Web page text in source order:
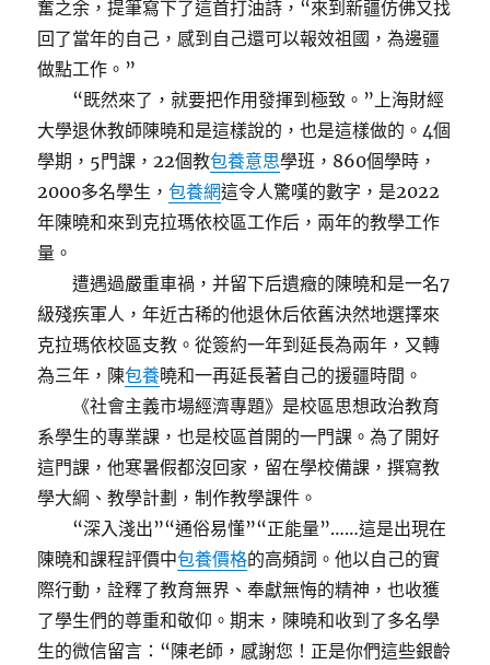
奮之余，提筆寫下了這首打油詩，“來到新疆仿佛又找
回了當年的自己，感到自己還可以報效祖國，為邊疆
做點工作。”
“既然來了，就要把作用發揮到極致。”上海財經
大學退休教師陳曉和是這樣說的，也是這樣做的。4個
學期，5門課，22個教包養意思學班，860個學時，
2000多名學生，包養網這令人驚嘆的數字，是2022
年陳曉和來到克拉瑪依校區工作后，兩年的教學工作
量。
遭遇過嚴重車禍，并留下后遺癥的陳曉和是一名7
級殘疾軍人，年近古稀的他退休后依舊決然地選擇來
克拉瑪依校區支教。從簽約一年到延長為兩年，又轉
為三年，陳包養曉和一再延長著自己的援疆時間。
《社會主義市場經濟專題》是校區思想政治教育
系學生的專業課，也是校區首開的一門課。為了開好
這門課，他寒暑假都沒回家，留在學校備課，撰寫教
學大綱、教學計劃，制作教學課件。
“深入淺出”“通俗易懂”“正能量”……這是出現在
陳曉和課程評價中包養價格的高頻詞。他以自己的實
際行動，詮釋了教育無界、奉獻無悔的精神，也收獲
了學生們的尊重和敬仰。期末，陳曉和收到了多名學
生的微信留言：“陳老師，感謝您！正是你們這些銀齡